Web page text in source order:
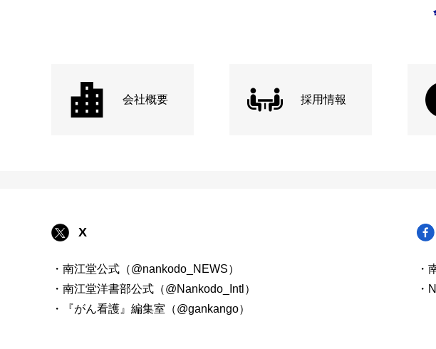
会社概要 採用情報
X
・南江堂公式（@nankodo_NEWS）
・南江堂洋書部公式（@Nankodo_Intl）
・『がん看護』編集室（@gankango）
・
・